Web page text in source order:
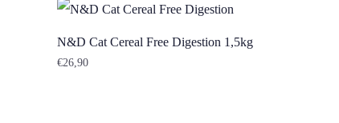
N&D Cat Cereal Free Digestion 1,5kg
€26,90